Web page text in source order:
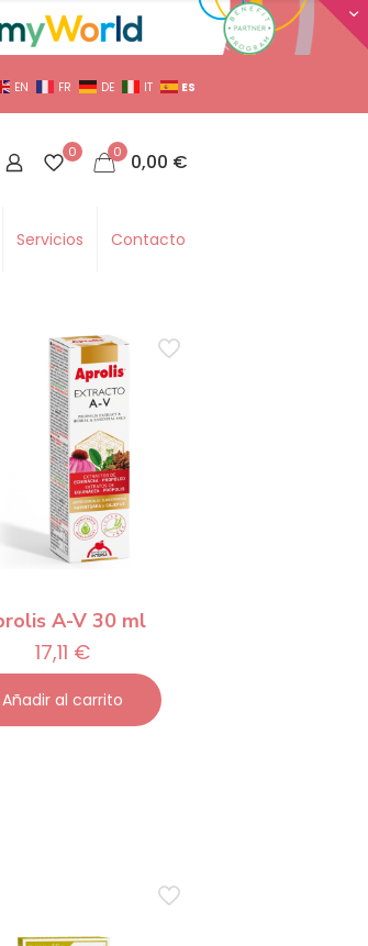
EN FR DE IT ES
0 0 0,00 €
Servicios Contacto
A-V 30 ml
17,11 €
Añadir al carrito